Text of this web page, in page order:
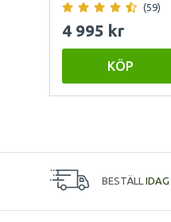
(59)
4 995 kr
KÖP
BESTÄLL IDAG